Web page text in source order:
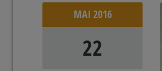
MAI 2016
22